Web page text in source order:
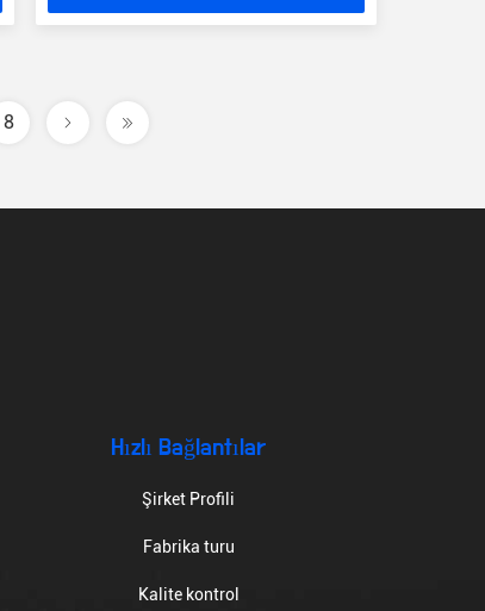
8
Hızlı Bağlantılar
Şirket Profili
Fabrika turu
Kalite kontrol